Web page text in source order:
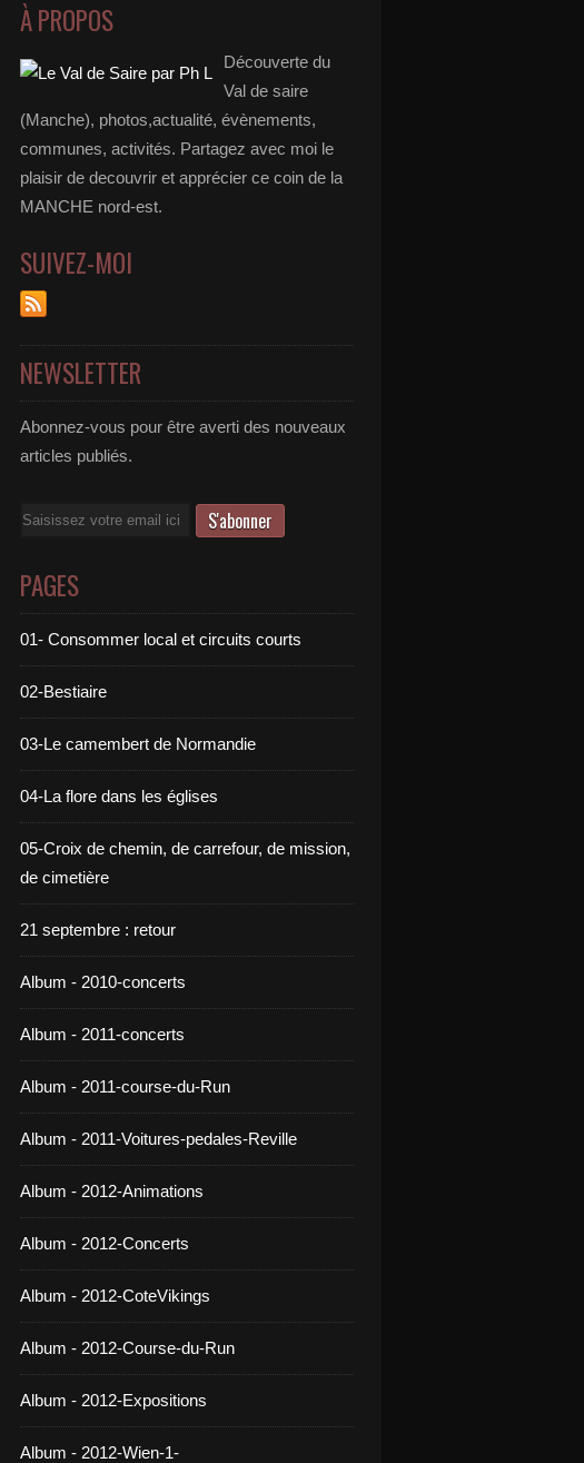
À PROPOS
Découverte du
Val de saire
(Manche), photos,actualité, évènements,
communes, activités. Partagez avec moi le
plaisir de decouvrir et apprécier ce coin de la
MANCHE nord-est.
SUIVEZ-MOI
NEWSLETTER
Abonnez-vous pour être averti des nouveaux
articles publiés.
Email
PAGES
01- Consommer local et circuits courts
02-Bestiaire
03-Le camembert de Normandie
04-La flore dans les églises
05-Croix de chemin, de carrefour, de mission,
de cimetière
21 septembre : retour
Album - 2010-concerts
Album - 2011-concerts
Album - 2011-course-du-Run
Album - 2011-Voitures-pedales-Reville
Album - 2012-Animations
Album - 2012-Concerts
Album - 2012-CoteVikings
Album - 2012-Course-du-Run
Album - 2012-Expositions
Album - 2012-Wien-1-